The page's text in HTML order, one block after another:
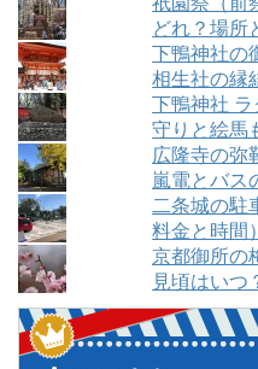
どれ？場所
下鴨神社の
相生社の縁
下鴨神社
守りと絵馬
広隆寺の弥
嵐電とバス
二条城の駐
料金と時間）
京都御所の
見頃はいつ